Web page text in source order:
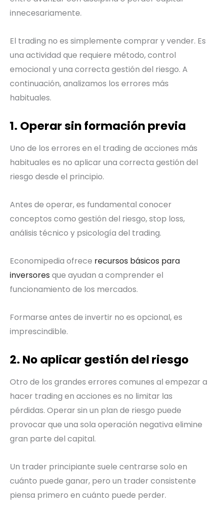
innecesariamente.
El trading no es simplemente comprar y vender. Es
una actividad que requiere método, control
emocional y una correcta gestión del riesgo. A
continuación, analizamos los errores más
habituales.
1. Operar sin formación previa
Uno de los errores en el trading de acciones más
habituales es no aplicar una correcta gestión del
riesgo desde el principio.
Antes de operar, es fundamental conocer
conceptos como gestión del riesgo, stop loss,
análisis técnico y psicología del trading.
Economipedia ofrece recursos básicos para
inversores que ayudan a comprender el
funcionamiento de los mercados.
Formarse antes de invertir no es opcional, es
imprescindible.
2. No aplicar gestión del riesgo
Otro de los grandes errores comunes al empezar a
hacer trading en acciones es no limitar las
pérdidas. Operar sin un plan de riesgo puede
provocar que una sola operación negativa elimine
gran parte del capital.
Un trader principiante suele centrarse solo en
cuánto puede ganar, pero un trader consistente
piensa primero en cuánto puede perder.